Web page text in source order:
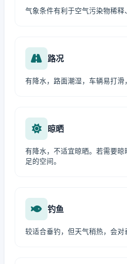
气象条件有利于空气污染物稀释
路况
有降水，路面潮湿，车辆易打滑
晾晒
有降水，不适宜晾晒。若需要
足的空间。
钓鱼
较适合垂钓，但天气稍热，会对